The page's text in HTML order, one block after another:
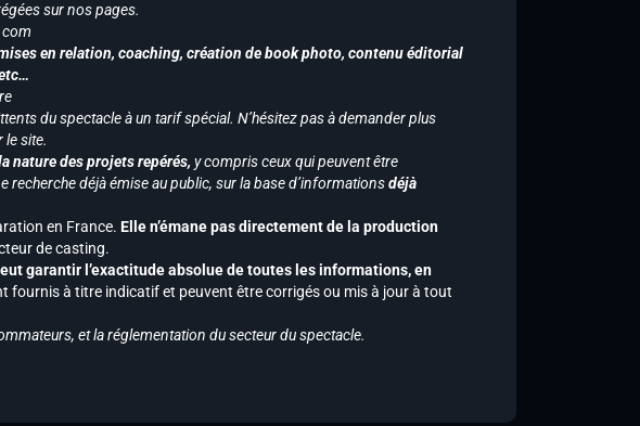
sur nos pages.
en relation, coaching, création de book photo, contenu éditorial
du spectacle à un tarif spécial. N’hésitez pas à demander plus
le site.
nature des projets repérés, y compris ceux qui peuvent être
déjà émise au public, sur la base d’informationsdéjà
en France. Elle n’émane pas directement de la production
de casting.
garantir l’exactitude absolue de toutes les informations, en
fournis à titre indicatif et peuvent être corrigés ou mis à jour à tout
et la réglementation du secteur du spectacle.